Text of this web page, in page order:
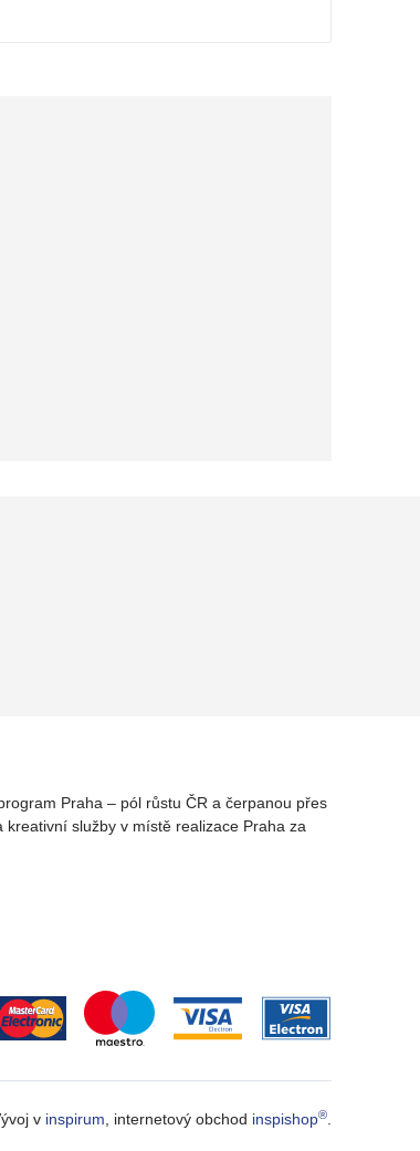
Praha – pól růstu ČR a čerpanou přes
služby v místě realizace Praha za
v inspirum , internetový obchod inspishop®